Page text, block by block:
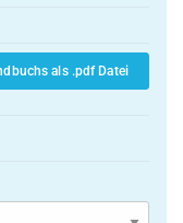
als .pdf Datei